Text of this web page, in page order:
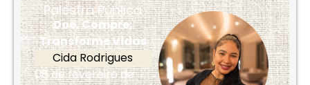
Palestra Pública
Doe, Compre,
Transforme Vidas
Cida Rodrigues
08 de fevereiro de